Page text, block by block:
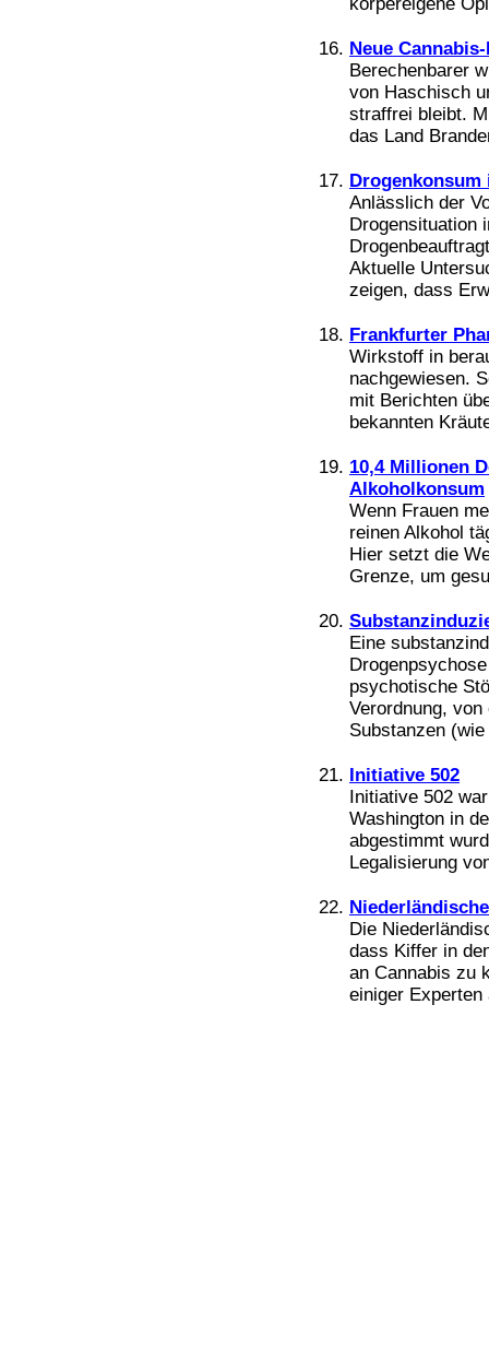
Neue
Berechenbarer
von Haschisch
straffrei bleibt.
das Land
Anlässlich der
Drogensituation
Aktuelle
zeigen, dass
Frankfurter
Wirkstoff in
nachgewiesen.
mit Berichten
bekannten
10,4 Millionen
Alkoholkonsum
Wenn Frauen
reinen Alkohol
Hier setzt die
Grenze, um
Eine
psychotische
Verordnung,
Substanzen
Initiative 502
Initiative 502
Washington in
abgestimmt
Legalisierung
Die
dass Kiffer in
an Cannabis zu
einiger